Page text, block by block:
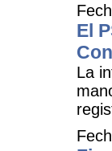
El
La